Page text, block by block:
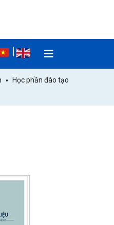
Học phần đào tạo